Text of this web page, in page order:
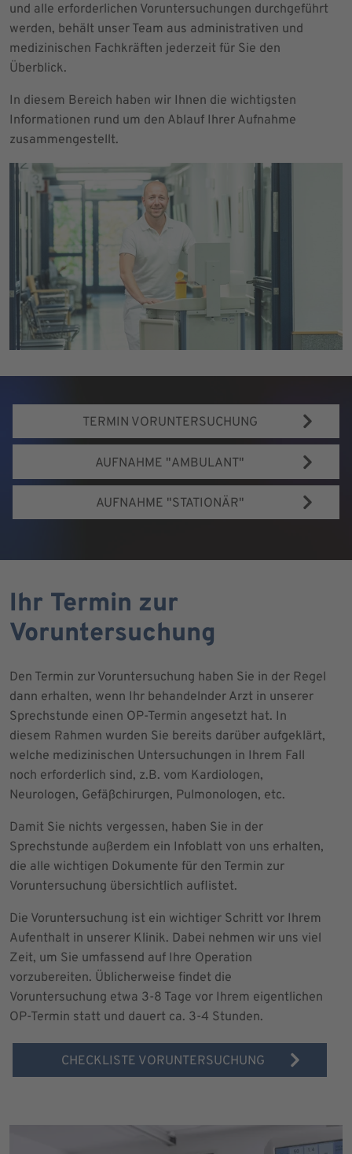
und alle erforderlichen Voruntersuchungen durchgeführt
werden, behält unser Team aus administrativen und
medizinischen Fachkräften jederzeit für Sie den
Überblick.
In diesem Bereich haben wir Ihnen die wichtigsten
Informationen rund um den Ablauf Ihrer Aufnahme
zusammengestellt.
TERMIN VORUNTERSUCHUNG
AUFNAHME "AMBULANT"
AUFNAHME "STATIONÄR"
Ihr Termin zur
Voruntersuchung
Den Termin zur Voruntersuchung haben Sie in der Regel
dann erhalten, wenn Ihr behandelnder Arzt in unserer
Sprechstunde einen OP-Termin angesetzt hat. In
diesem Rahmen wurden Sie bereits darüber aufgeklärt,
welche medizinischen Untersuchungen in Ihrem Fall
noch erforderlich sind, z.B. vom Kardiologen,
Neurologen, Gefäßchirurgen, Pulmonologen, etc.
Damit Sie nichts vergessen, haben Sie in der
Sprechstunde außerdem ein Infoblatt von uns erhalten,
die alle wichtigen Dokumente für den Termin zur
Voruntersuchung übersichtlich auflistet.
Die Voruntersuchung ist ein wichtiger Schritt vor Ihrem
Aufenthalt in unserer Klinik. Dabei nehmen wir uns viel
Zeit, um Sie umfassend auf Ihre Operation
vorzubereiten. Üblicherweise findet die
Voruntersuchung etwa 3-8 Tage vor Ihrem eigentlichen
OP-Termin statt und dauert ca. 3-4 Stunden.
CHECKLISTE VORUNTERSUCHUNG